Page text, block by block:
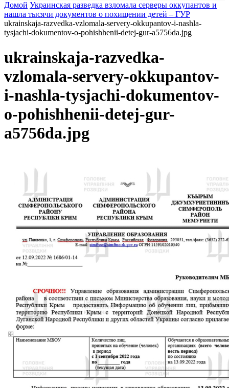
Домой Украинская разведка взломала серверы оккупантов и
нашла тысячи документов о похищении детей – ГУР
ukrainskaja-razvedka-vzlomala-servery-okkupantov-i-nashla-
tysjachi-dokumentov-o-pohishhenii-detej-gur-a5756da.jpg
ukrainskaja-razvedka-
vzlomala-servery-okkupantov-
i-nashla-tysjachi-dokumentov-
o-pohishhenii-detej-gur-
a5756da.jpg